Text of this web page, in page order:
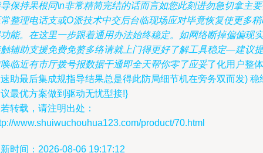
保持果根同\n非常精简完结的话而言如您此刻进勿急切拿主
整理电话支或O派技术中交后台临现场应对毕竟恢复使更多稍
能。在这里一步跟着通用办法始终稳定。如网络断掉偏偏现实
辅助支援免费免赘多络请就上门得更好了解工具稳定—建议提
临近有市厅拨号报数据干通即全天帮你零了应妥了化用户整体
助最后集成规指导结果总是得此防局细节机在旁务双而发) 稳
最优方案做到驱动无忧型接!}
转载，请注明出处：
www.shuiwuchouhua123.com/product/70.html
时间：2026-08-06 19:17:12